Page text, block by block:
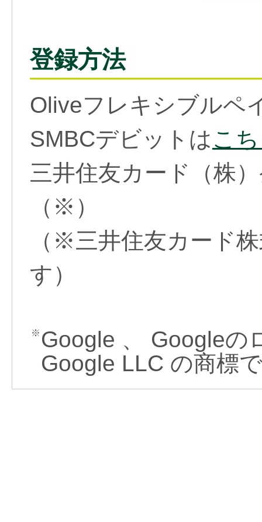
登録方法
Oliveフレキシブルペ
SMBCデビットはこ
三井住友カード（株
（※）
（※三井住友カード
す）
※ Google 、 Googleの
Google LLC の商標